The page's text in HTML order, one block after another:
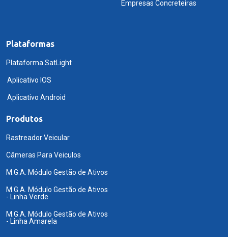
Empresas Concreteiras
Plataformas
Plataforma SatLight
Aplicativo IOS
Aplicativo Android
Produtos
Rastreador Veicular
Câmeras Para Veiculos
M.G.A. Módulo Gestão de Ativos
M.G.A. Módulo Gestão de Ativos
- Linha Verde
M.G.A. Módulo Gestão de Ativos
- Linha Amarela